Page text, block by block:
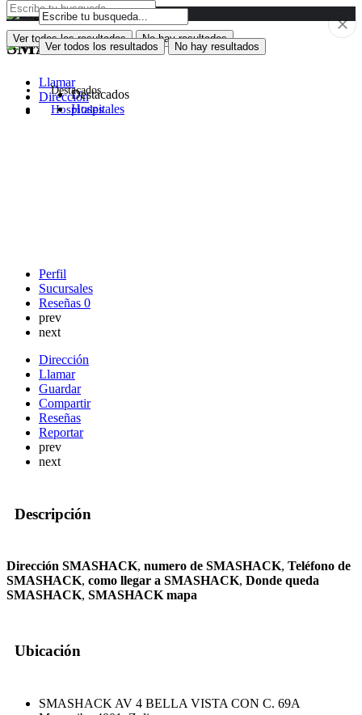
Ver todos los resultados No hay resultados
Destacados
Hospitales
SMASHACK
Llamar
Dirección
Perfil
Sucursales
Reseñas 0
prev
next
Dirección
Llamar
Guardar
Compartir
Reseñas
Reportar
prev
next
Descripción
Dirección SMASHACK, numero de SMASHACK, Teléfono de
SMASHACK, como llegar a SMASHACK, Donde queda
SMASHACK, SMASHACK mapa
Ubicación
SMASHACK AV 4 BELLA VISTA CON C. 69A
Ver todos los resultados No hay resultados
Destacados
Hospitales